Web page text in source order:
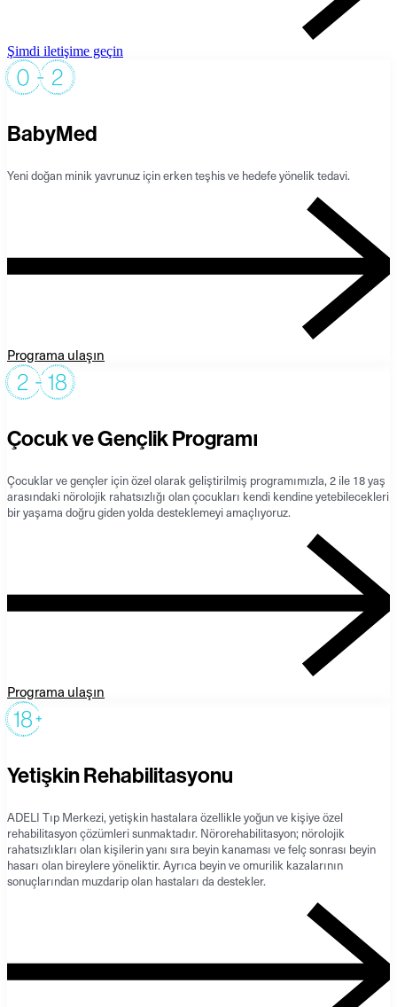
Şimdi iletişime geçin
BabyMed
Yeni doğan minik yavrunuz için erken teşhis ve hedefe yönelik tedavi.
Programa ulaşın
Çocuk ve Gençlik Programı
Çocuklar ve gençler için özel olarak geliştirilmiş programımızla, 2 ile 18 yaş
arasındaki nörolojik rahatsızlığı olan çocukları kendi kendine yetebilecekleri
bir yaşama doğru giden yolda desteklemeyi amaçlıyoruz.
Programa ulaşın
Yetişkin Rehabilitasyonu
ADELI Tıp Merkezi, yetişkin hastalara özellikle yoğun ve kişiye özel
rehabilitasyon çözümleri sunmaktadır. Nörorehabilitasyon; nörolojik
rahatsızlıkları olan kişilerin yanı sıra beyin kanaması ve felç sonrası beyin
hasarı olan bireylere yöneliktir. Ayrıca beyin ve omurilik kazalarının
sonuçlarından muzdarip olan hastaları da destekler.